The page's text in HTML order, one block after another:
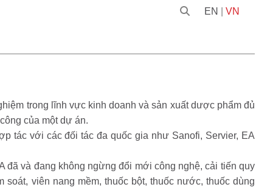
EN VN
trong lĩnh vực kinh doanh và sản xuất dược phẩm đủ
của một dự án.
tác với các đối tác đa quốc gia như Sanofi, Servier, EA
và đang không ngừng đổi mới công nghệ, cải tiến quy
viên nang mềm, thuốc bột, thuốc nước, thuốc dùng